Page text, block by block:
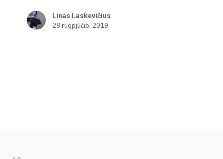
Linas Laskevičius
28 rugpjūčio, 2019